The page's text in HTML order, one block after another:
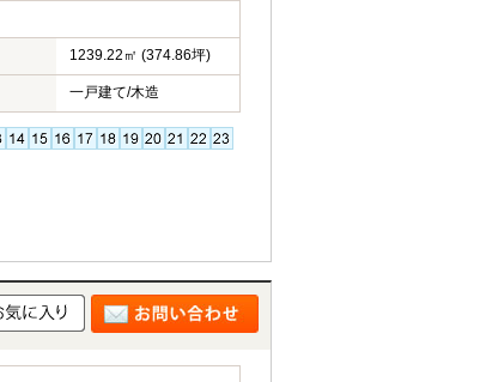
1239.22㎡ (374.86坪)
一戸建て/木造